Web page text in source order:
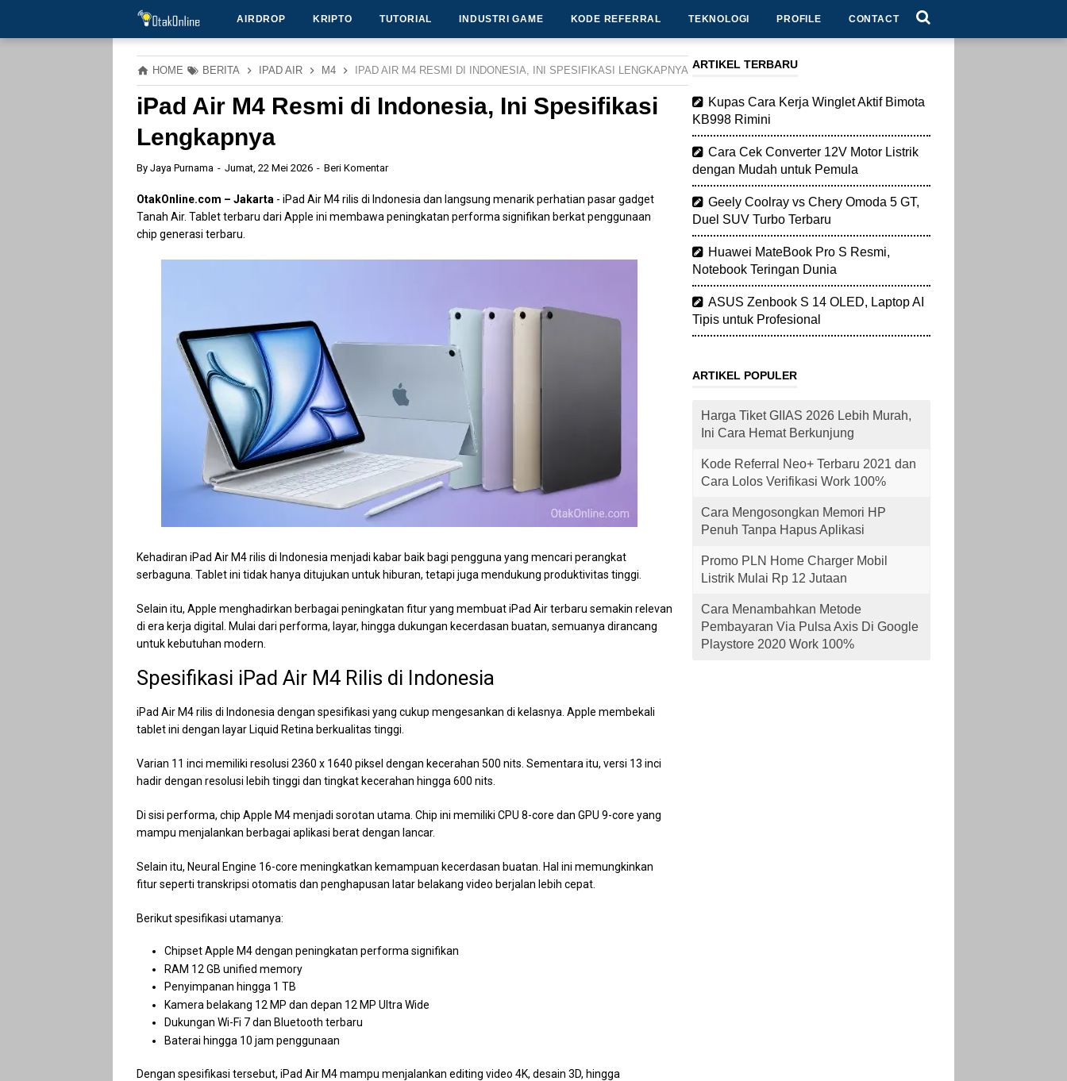
AIRDROP KRIPTO TUTORIAL INDUSTRI GAME KODE REFERRAL TEKNOLOGI PROFILE CONTACT
HOME BERITA IPAD AIR M4 IPAD AIR M4 RESMI DI INDONESIA, INI SPESIFIKASI LENGKAPNYA
iPad Air M4 Resmi di Indonesia, Ini Spesifikasi
Lengkapnya
By Jaya Purnama Jumat, 22 Mei 2026 Beri Komentar
OtakOnline.com – Jakarta - iPad Air M4 rilis di Indonesia dan langsung menarik perhatian pasar gadget
Tanah Air. Tablet terbaru dari Apple ini membawa peningkatan performa signifikan berkat penggunaan
chip generasi terbaru.
Kehadiran iPad Air M4 rilis di Indonesia menjadi kabar baik bagi pengguna yang mencari perangkat
serbaguna. Tablet ini tidak hanya ditujukan untuk hiburan, tetapi juga mendukung produktivitas tinggi.
Selain itu, Apple menghadirkan berbagai peningkatan fitur yang membuat iPad Air terbaru semakin relevan
di era kerja digital. Mulai dari performa, layar, hingga dukungan kecerdasan buatan, semuanya dirancang
untuk kebutuhan modern.
Spesifikasi iPad Air M4 Rilis di Indonesia
iPad Air M4 rilis di Indonesia dengan spesifikasi yang cukup mengesankan di kelasnya. Apple membekali
tablet ini dengan layar Liquid Retina berkualitas tinggi.
Varian 11 inci memiliki resolusi 2360 x 1640 piksel dengan kecerahan 500 nits. Sementara itu, versi 13 inci
hadir dengan resolusi lebih tinggi dan tingkat kecerahan hingga 600 nits.
Di sisi performa, chip Apple M4 menjadi sorotan utama. Chip ini memiliki CPU 8-core dan GPU 9-core yang
mampu menjalankan berbagai aplikasi berat dengan lancar.
Selain itu, Neural Engine 16-core meningkatkan kemampuan kecerdasan buatan. Hal ini memungkinkan
fitur seperti transkripsi otomatis dan penghapusan latar belakang video berjalan lebih cepat.
Berikut spesifikasi utamanya:
Chipset Apple M4 dengan peningkatan performa signifikan
RAM 12 GB unified memory
Penyimpanan hingga 1 TB
Kamera belakang 12 MP dan depan 12 MP Ultra Wide
Dukungan Wi-Fi 7 dan Bluetooth terbaru
Baterai hingga 10 jam penggunaan
Dengan spesifikasi tersebut, iPad Air M4 mampu menjalankan editing video 4K, desain 3D, hingga
ARTIKEL TERBARU
Kupas Cara Kerja Winglet Aktif Bimota
KB998 Rimini
Cara Cek Converter 12V Motor Listrik
dengan Mudah untuk Pemula
Geely Coolray vs Chery Omoda 5 GT,
Duel SUV Turbo Terbaru
Huawei MateBook Pro S Resmi,
Notebook Teringan Dunia
ASUS Zenbook S 14 OLED, Laptop AI
Tipis untuk Profesional
ARTIKEL POPULER
Harga Tiket GIIAS 2026 Lebih Murah,
Ini Cara Hemat Berkunjung
Kode Referral Neo+ Terbaru 2021 dan
Cara Lolos Verifikasi Work 100%
Cara Mengosongkan Memori HP
Penuh Tanpa Hapus Aplikasi
Promo PLN Home Charger Mobil
Listrik Mulai Rp 12 Jutaan
Cara Menambahkan Metode
Pembayaran Via Pulsa Axis Di Google
Playstore 2020 Work 100%